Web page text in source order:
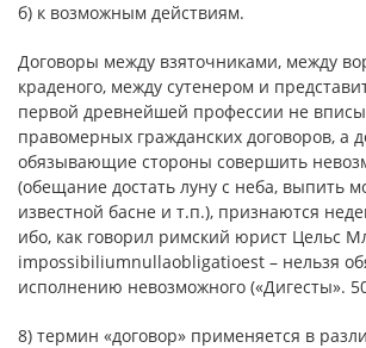
б) к возможным действиям.
Договоры между взяточниками, между
краденого, между сутенером и
первой древнейшей профессии не
правомерных гражданских договоров, а
обязывающие стороны совершить
(обещание достать луну с неба, выпить
известной басне и т.п.), признаются
ибо, как говорил римский юрист Цельс
impossibiliumnullaobligatioest – нельзя
исполнению невозможного («Дигесты».
8) термин «договор» применяется в